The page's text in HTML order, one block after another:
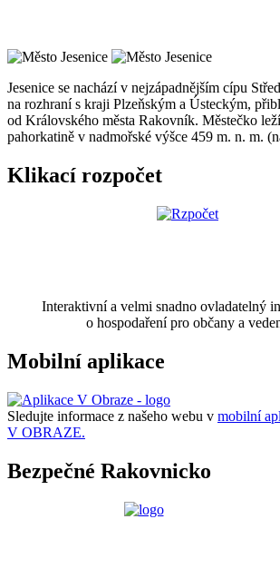
Jesenice se nachází v nejzápadnějším cípu
na rozhraní s kraji Plzeňským a Ústeckým,
od Královského města Rakovník. Městečko
pahorkatině v nadmořské výšce 459 m. n. m.
Klikací rozpočet
Interaktivní a velmi snadno ovladatelný
o hospodaření pro občany a
Mobilní aplikace
Sledujte informace z našeho webu v mobilní
V OBRAZE.
Bezpečné Rakovnicko